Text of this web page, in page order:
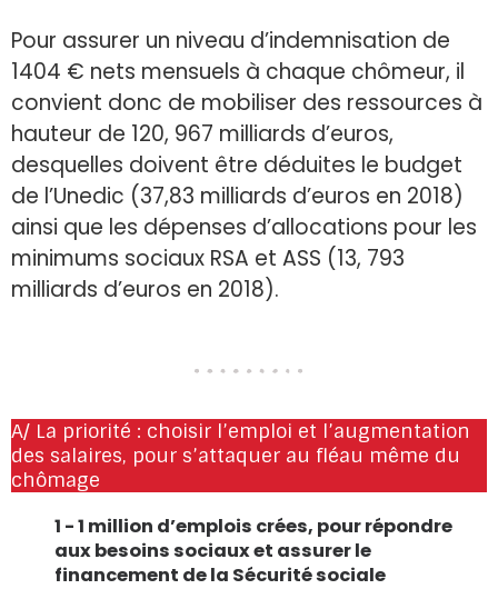
Pour assurer un niveau d’indemnisation de
1404 € nets mensuels à chaque chômeur, il
convient donc de mobiliser des ressources à
hauteur de 120, 967 milliards d’euros,
desquelles doivent être déduites le budget
de l’Unedic (37,83 milliards d’euros en 2018)
ainsi que les dépenses d’allocations pour les
minimums sociaux RSA et ASS (13, 793
milliards d’euros en 2018).
A/ La priorité : choisir l’emploi et l’augmentation
des salaires, pour s’attaquer au fléau même du
chômage
1 - 1 million d’emplois crées, pour répondre
aux besoins sociaux et assurer le
financement de la Sécurité sociale